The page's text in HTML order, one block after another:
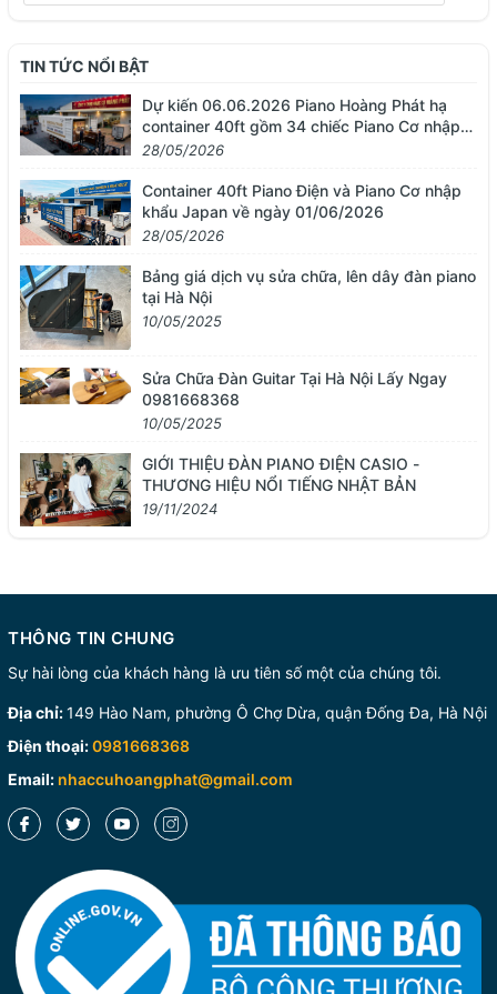
TIN TỨC NỔI BẬT
Dự kiến 06.06.2026 Piano Hoàng Phát hạ
container 40ft gồm 34 chiếc Piano Cơ nhập
khẩu từ Nhật Bản
28/05/2026
Container 40ft Piano Điện và Piano Cơ nhập
khẩu Japan về ngày 01/06/2026
28/05/2026
Bảng giá dịch vụ sửa chữa, lên dây đàn piano
tại Hà Nội
10/05/2025
Sửa Chữa Đàn Guitar Tại Hà Nội Lấy Ngay
0981668368
10/05/2025
GIỚI THIỆU ĐÀN PIANO ĐIỆN CASIO -
THƯƠNG HIỆU NỔI TIẾNG NHẬT BẢN
19/11/2024
THÔNG TIN CHUNG
Sự hài lòng của khách hàng là ưu tiên số một của chúng tôi.
Địa chỉ:149 Hào Nam, phường Ô Chợ Dừa, quận Đống Đa, Hà Nội
Điện thoại:0981668368
Email: nhaccuhoangphat@gmail.com